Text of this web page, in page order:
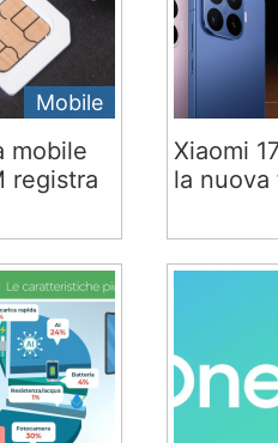
Mobile
mobile
registra
Xiaomi
la nuova